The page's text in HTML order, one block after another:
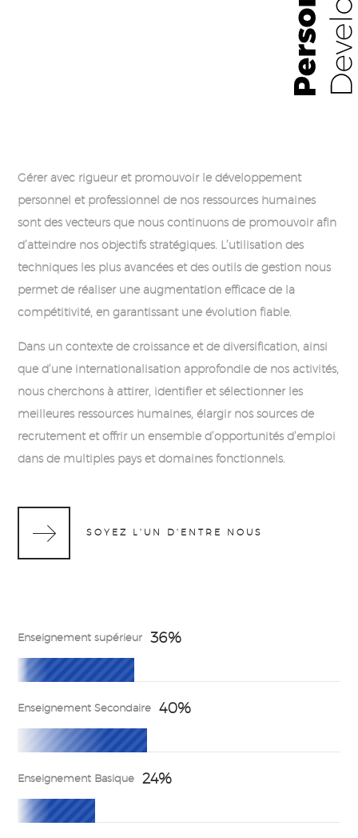
Gérer avec rigueur et promouvoir le développement
personnel et professionnel de nos ressources humaines
sont des vecteurs que nous continuons de promouvoir afin
d’atteindre nos objectifs stratégiques. L’utilisation des
techniques les plus avancées et des outils de gestion nous
permet de réaliser une augmentation efficace de la
compétitivité, en garantissant une évolution fiable.
Dans un contexte de croissance et de diversification, ainsi
que d’une internationalisation approfondie de nos activités,
nous cherchons à attirer, identifier et sélectionner les
meilleures ressources humaines, élargir nos sources de
recrutement et offrir un ensemble d’opportunités d’emploi
dans de multiples pays et domaines fonctionnels.
SOYEZ L'UN D'ENTRE NOUS
Enseignement supérieur 36%
Enseignement Secondaire 40%
Enseignement Basique 24%